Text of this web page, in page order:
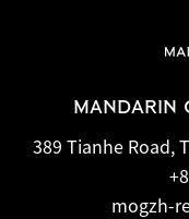
MANDARIN
389 Tianhe Road,
mogzh-